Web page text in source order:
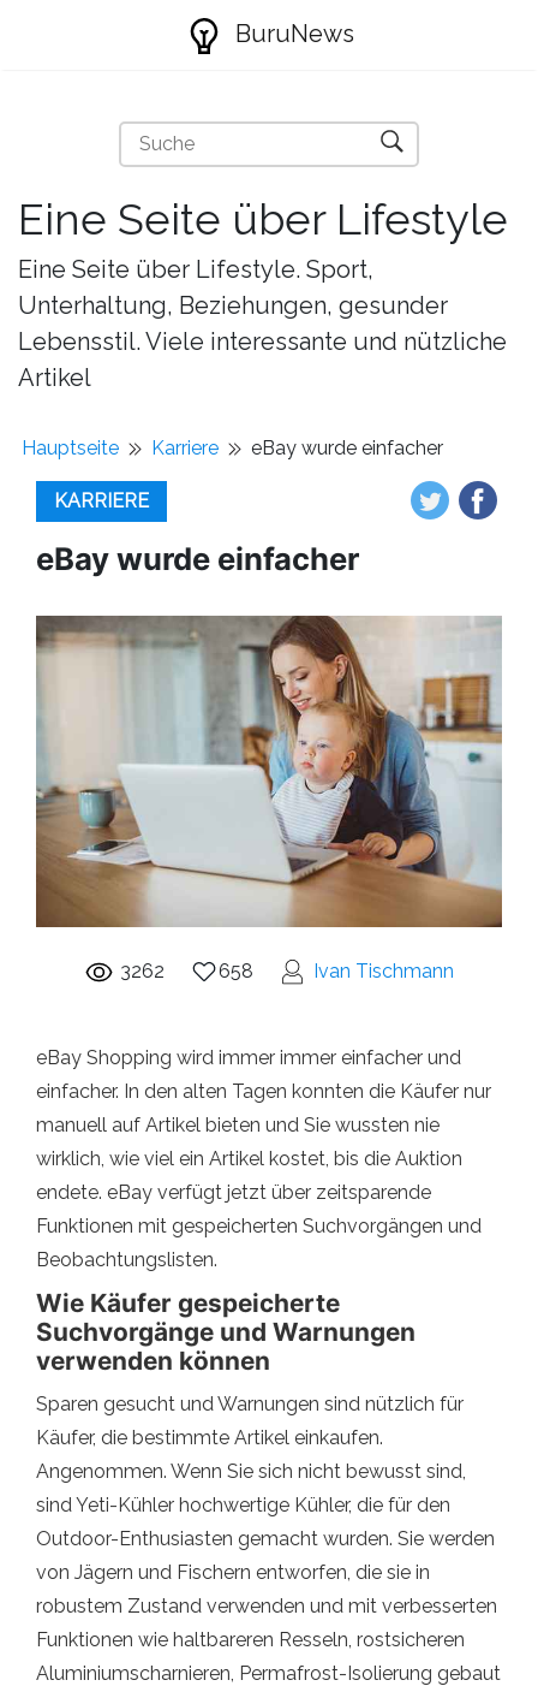
BuruNews
Eine Seite über Lifestyle
Eine Seite über Lifestyle. Sport,
Unterhaltung, Beziehungen, gesunder
Lebensstil. Viele interessante und nützliche
Artikel
Hauptseite Karriere eBay wurde einfacher
KARRIERE
eBay wurde einfacher
3262 658 Ivan Tischmann
eBay Shopping wird immer immer einfacher und
einfacher. In den alten Tagen konnten die Käufer nur
manuell auf Artikel bieten und Sie wussten nie
wirklich, wie viel ein Artikel kostet, bis die Auktion
endete. eBay verfügt jetzt über zeitsparende
Funktionen mit gespeicherten Suchvorgängen und
Beobachtungslisten.
Wie Käufer gespeicherte
Suchvorgänge und Warnungen
verwenden können
Sparen gesucht und Warnungen sind nützlich für
Käufer, die bestimmte Artikel einkaufen.
Angenommen. Wenn Sie sich nicht bewusst sind,
sind Yeti-Kühler hochwertige Kühler, die für den
Outdoor-Enthusiasten gemacht wurden. Sie werden
von Jägern und Fischern entworfen, die sie in
robustem Zustand verwenden und mit verbesserten
Funktionen wie haltbareren Resseln, rostsicheren
Aluminiumscharnieren, Permafrost-Isolierung gebaut